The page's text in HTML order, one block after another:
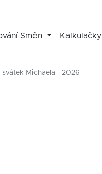
Směn Kalkulačky
svátek Michaela - 2026